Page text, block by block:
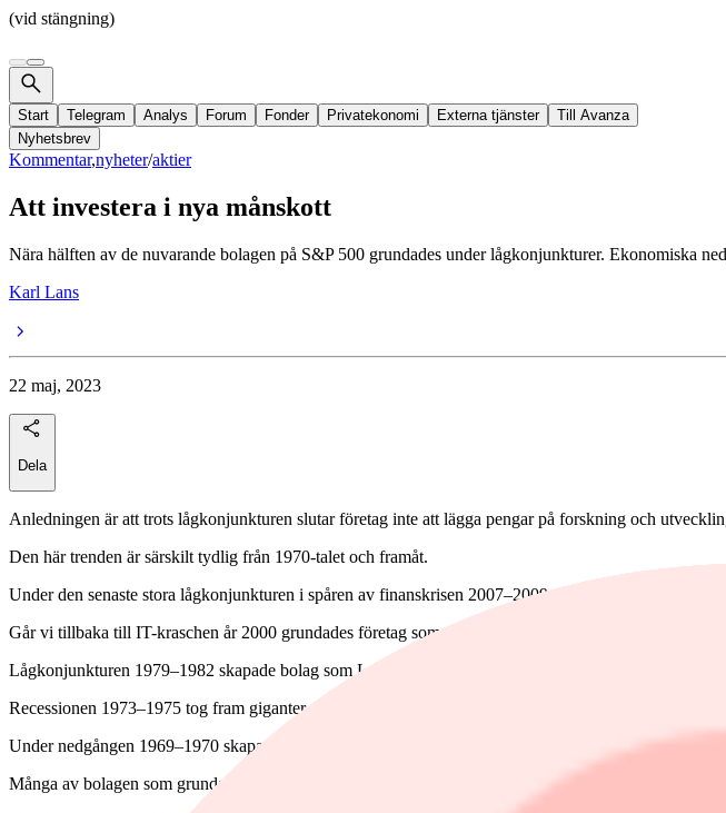
(vid stängning)
Start Telegram Analys Forum Fonder Privatekonomi Externa tjänster
Till Avanza
Nyhetsbrev
Kommentar,nyheter/aktier
Att investera i nya månskott
Nära hälften av de nuvarande bolagen på S&P 500 grundades under lågkonjunkturer. Ekonomiska
Karl Lans
22 maj, 2023
Dela
Anledningen är att trots lågkonjunkturen slutar företag inte att lägga pengar på forskning och
Den här trenden är särskilt tydlig från 1970-talet och framåt.
Under den senaste stora lågkonjunkturen i spåren av finanskrisen 2007–2009 grundades bolag som
Går vi tillbaka till IT-kraschen år 2000 grundades företag som: Salesforce, Workfront (numera
Lågkonjunkturen 1979–1982 skapade bolag som Lam Research, Amgen, Iqvia, Activision och Adobe.
Recessionen 1973–1975 tog fram giganter som Microsoft och United Health.
Under nedgången 1969–1970 skapades företagen GAP, Danaher, Humana och FedEx.
Många av bolagen som grundas under lågkonjunkturer slår dessutom igenom med helt nya tekniker.